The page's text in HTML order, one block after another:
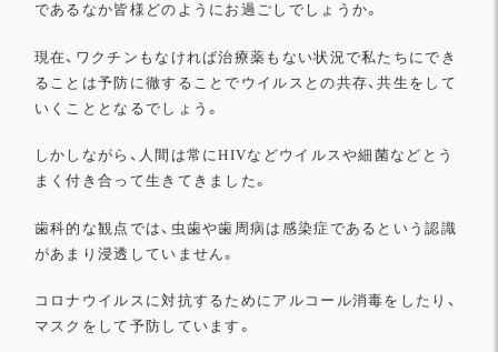
であるなか皆様どのようにお過ごしでしょうか。
現在、ワクチンもなければ治療薬もない状況で私たちにでき
ることは予防に徹することでウイルスとの共存、共生をして
いくこととなるでしょう。
しかしながら、人間は常にHIVなどウイルスや細菌などとう
まく付き合って生きてきました。
歯科的な観点では、虫歯や歯周病は感染症であるという認識
があまり浸透していません。
コロナウイルスに対抗するためにアルコール消毒をしたり、
マスクをして予防しています。